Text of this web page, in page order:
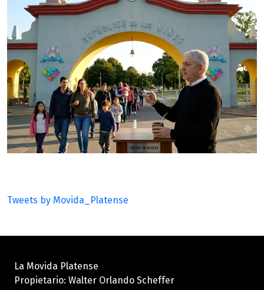
Tweets by Movida_Platense
La Movida Platense
Propietario: Walter Orlando Scheffer